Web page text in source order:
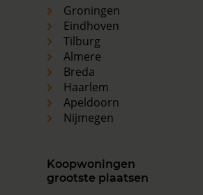
Groningen
Eindhoven
Tilburg
Almere
Breda
Haarlem
Apeldoorn
Nijmegen
Koopwoningen
grootste plaatsen